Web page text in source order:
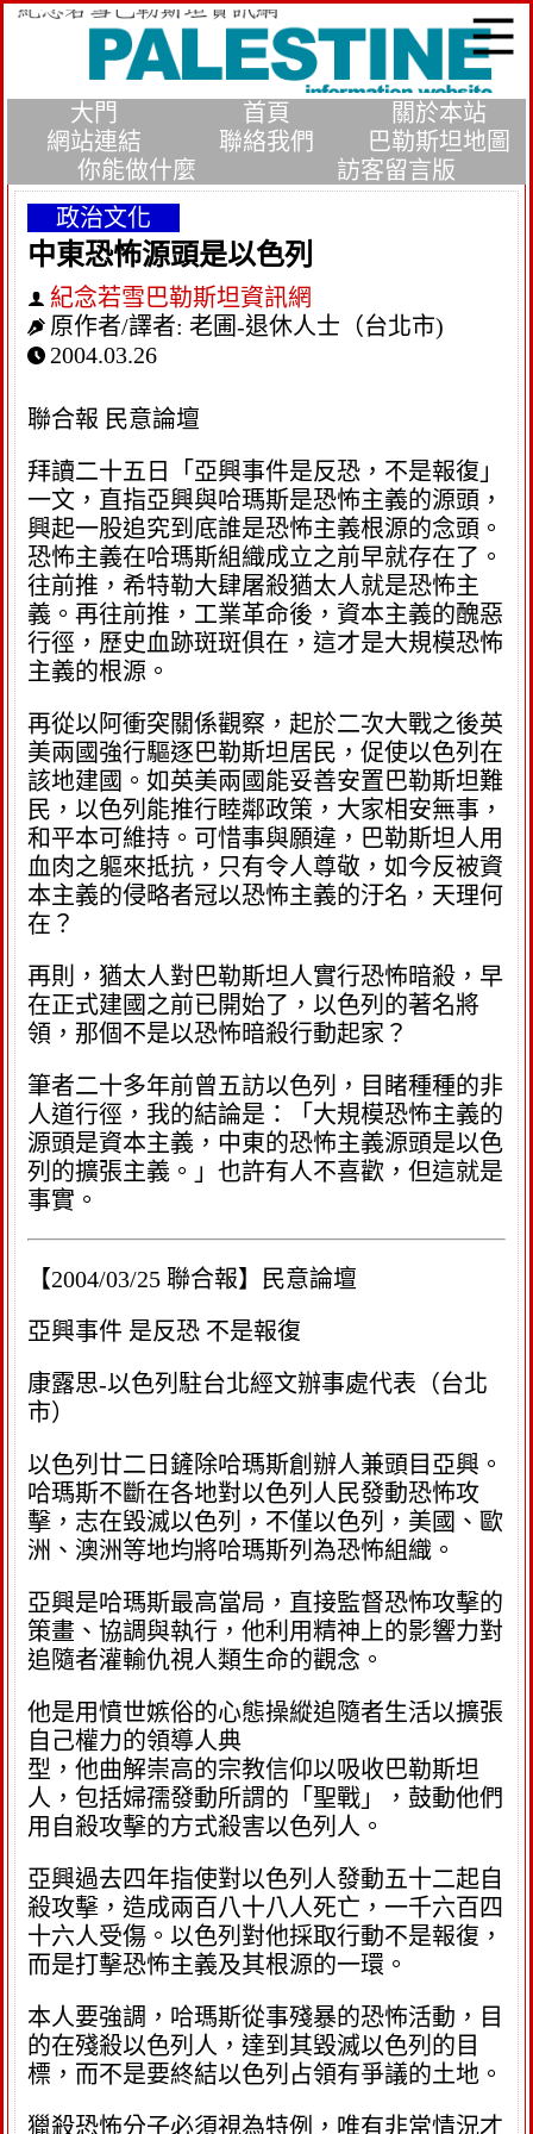
大門 首頁
關於本站
網站連結
聯絡我們
巴勒斯坦地圖
你能做什麼
訪客留言版
政治文化
中東恐怖源頭是以色列
紀念若雪巴勒斯坦資訊網
原作者/譯者: 老圃-退休人士（台北市)
2004.03.26
聯合報 民意論壇
拜讀二十五日「亞興事件是反恐，不是報復」
一文，直指亞興與哈瑪斯是恐怖主義的源頭，
興起一股追究到底誰是恐怖主義根源的念頭。
恐怖主義在哈瑪斯組織成立之前早就存在了。
往前推，希特勒大肆屠殺猶太人就是恐怖主
義。再往前推，工業革命後，資本主義的醜惡
行徑，歷史血跡斑斑俱在，這才是大規模恐怖
主義的根源。
再從以阿衝突關係觀察，起於二次大戰之後英
美兩國強行驅逐巴勒斯坦居民，促使以色列在
該地建國。如英美兩國能妥善安置巴勒斯坦難
民，以色列能推行睦鄰政策，大家相安無事，
和平本可維持。可惜事與願違，巴勒斯坦人用
血肉之軀來抵抗，只有令人尊敬，如今反被資
本主義的侵略者冠以恐怖主義的汙名，天理何
在？
再則，猶太人對巴勒斯坦人實行恐怖暗殺，早
在正式建國之前已開始了，以色列的著名將
領，那個不是以恐怖暗殺行動起家？
筆者二十多年前曾五訪以色列，目睹種種的非
人道行徑，我的結論是：「大規模恐怖主義的
源頭是資本主義，中東的恐怖主義源頭是以色
列的擴張主義。」也許有人不喜歡，但這就是
事實。
【2004/03/25 聯合報】民意論壇
亞興事件 是反恐 不是報復
康露思-以色列駐台北經文辦事處代表（台北
市）
以色列廿二日鏟除哈瑪斯創辦人兼頭目亞興。
哈瑪斯不斷在各地對以色列人民發動恐怖攻
擊，志在毀滅以色列，不僅以色列，美國、歐
洲、澳洲等地均將哈瑪斯列為恐怖組織。
亞興是哈瑪斯最高當局，直接監督恐怖攻擊的
策畫、協調與執行，他利用精神上的影響力對
追隨者灌輸仇視人類生命的觀念。
他是用憤世嫉俗的心態操縱追隨者生活以擴張
自己權力的領導人典
型，他曲解崇高的宗教信仰以吸收巴勒斯坦
人，包括婦孺發動所謂的「聖戰」，鼓動他們
用自殺攻擊的方式殺害以色列人。
亞興過去四年指使對以色列人發動五十二起自
殺攻擊，造成兩百八十八人死亡，一千六百四
十六人受傷。以色列對他採取行動不是報復，
而是打擊恐怖主義及其根源的一環。
本人要強調，哈瑪斯從事殘暴的恐怖活動，目
的在殘殺以色列人，達到其毀滅以色列的目
標，而不是要終結以色列占領有爭議的土地。
獵殺恐怖分子必須視為特例，唯有非常情況才